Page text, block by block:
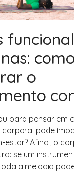
como
o
para pensar em
corporal pode
estar? Afinal, o
se um
a melodia